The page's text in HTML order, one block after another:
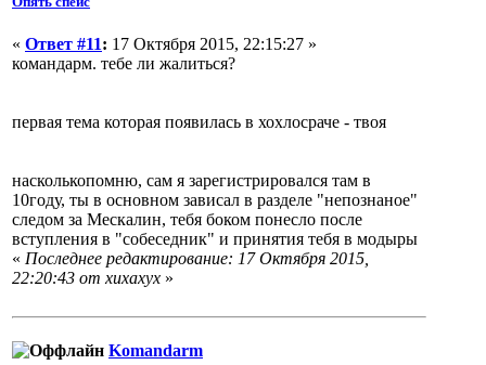
« Ответ #11: 17 Октября 2015, 22:15:27 »
командарм. тебе ли жалиться?
первая тема которая появилась в хохлосраче - твоя
насколькопомню, сам я зарегистрировался там в
10году, ты в основном зависал в разделе "непознаное"
следом за Мескалин, тебя боком понесло после
вступления в "собеседник" и принятия тебя в модыры
« Последнее редактирование: 17 Октября 2015,
22:20:43 от xuxaxyx »
Komandarm